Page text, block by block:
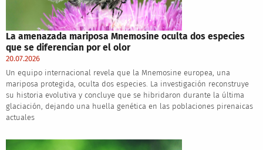
La amenazada mariposa Mnemosine oculta dos especies
que se diferencian por el olor
20.07.2026
Un equipo internacional revela que la Mnemosine europea, una
mariposa protegida, oculta dos especies. La investigación reconstruye
su historia evolutiva y concluye que se hibridaron durante la última
glaciación, dejando una huella genética en las poblaciones pirenaicas
actuales